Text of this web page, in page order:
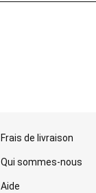
Frais de livraison
Qui sommes-nous
Aide